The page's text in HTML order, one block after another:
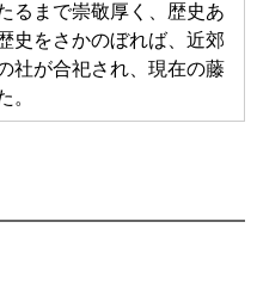
るまで崇敬厚く、歴史あ
史をさかのぼれば、近郊
社が合祀され、現在の藤
。